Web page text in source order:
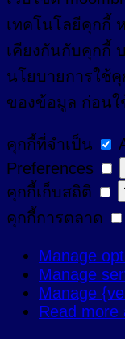
เทคโนโลยีคุกกี้
เคียงกันกับคุกกี้
นโยบายการใช้
ของข้อมูล ก่อนใ
คุกกี้ที่จำเป็น
Preferences
คุกกี้เก็บสถิติ
คุกกี้การตลาด
Manage
Manage
Manage
Read more